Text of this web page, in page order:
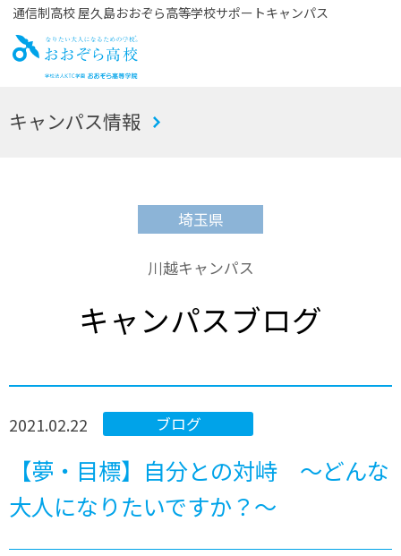
通信制高校 屋久島おおぞら高等学校サポートキャンパス
お
キャンパス情報
埼玉県
川越キャンパス
キャンパスブログ
ブログ
2021.02.22
【夢・目標】自分との対峙 〜どんな
大人になりたいですか？〜